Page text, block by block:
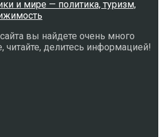
вы найдете очень много
читайте, делитесь информацией!